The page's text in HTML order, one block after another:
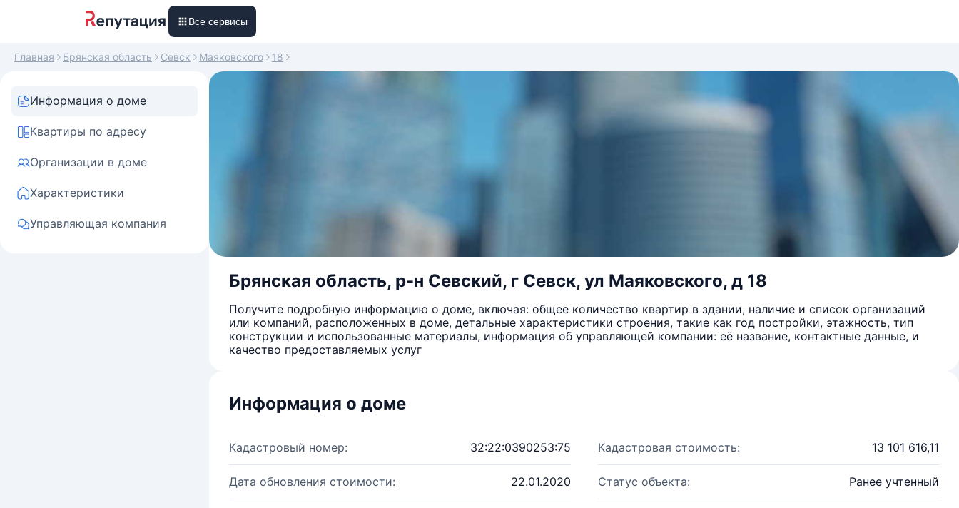
Все сервисы
Главная Брянская область Севск Маяковского 18
Информация о доме
Квартиры по адресу
Организации в доме
Характеристики
Управляющая компания
Брянская область, р-н Севский, г Севск, ул Маяковского, д 18
Получите подробную информацию о доме, включая: общее количество квартир в здании, наличие и список организаций
или компаний, расположенных в доме, детальные характеристики строения, такие как год постройки, этажность, тип
конструкции и использованные материалы, информация об управляющей компании: её название, контактные данные, и
качество предоставляемых услуг
Информация о доме
Кадастровый номер: 32:22:0390253:75 Кадастровая стоимость: 13 101 616,11
Дата обновления стоимости: 22.01.2020 Статус объекта: Ранее учтенный